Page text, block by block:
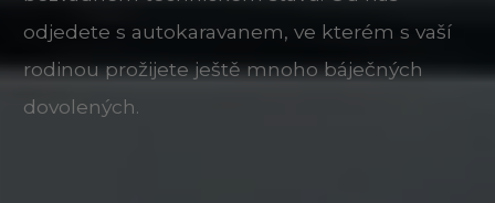
odjedete s autokaravanem, ve kterém s vaší
rodinou prožijete ještě mnoho báječných
dovolených.